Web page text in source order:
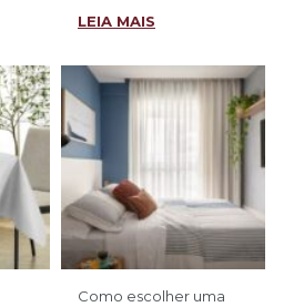
LEIA MAIS
Como escolher uma